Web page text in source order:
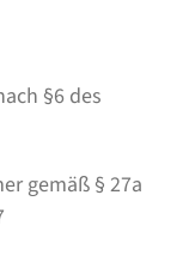
§6 des
gemäß § 27a